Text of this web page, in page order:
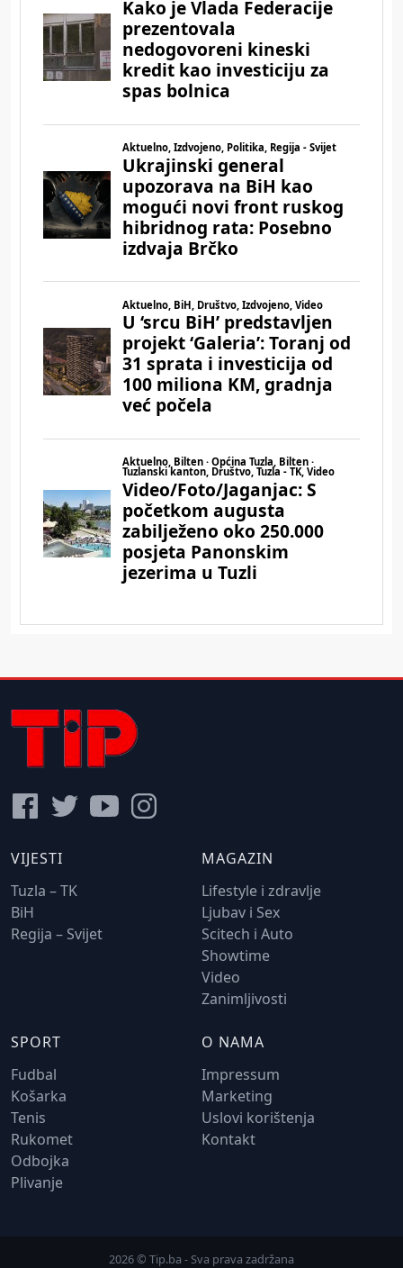
VIJESTI
Tuzla – TK
BiH
Regija – Svijet
MAGAZIN
Lifestyle i zdravlje
Ljubav i Sex
Scitech i Auto
Showtime
Video
Zanimljivosti
SPORT
Fudbal
Košarka
Tenis
Rukomet
Odbojka
Plivanje
O NAMA
Impressum
Marketing
Uslovi korištenja
Kontakt
2026 © Tip.ba - Sva prava zadržana